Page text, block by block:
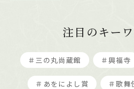
注目のキー
＃三の丸尚蔵館 ＃興福寺
＃あをによし賞 ＃歌舞